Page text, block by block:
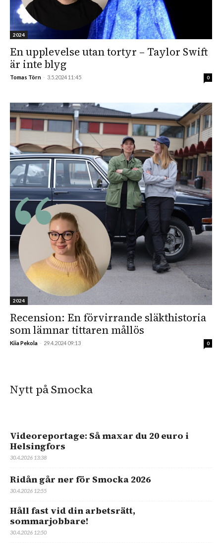
2024
En upplevelse utan tortyr – Taylor Swift
är inte blyg
Tomas Törn - 3.5.2024 11:45 0
2024
Recension: En förvirrande släkthistoria
som lämnar tittaren mållös
Kiia Pekola - 29.4.2024 09:13 0
Nytt på Smocka
Videoreportage: Så maxar du 20 euro i
Helsingfors
30.4.2026 13:38
Ridån går ner för Smocka 2026
30.4.2026 12:55
Håll fast vid din arbetsrätt,
sommarjobbare!
30.4.2026 12:50